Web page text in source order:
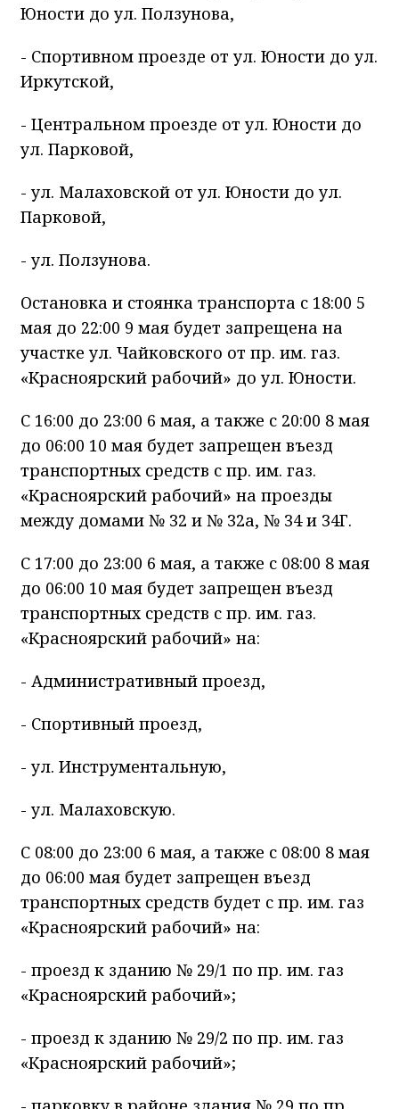
Юности до ул. Ползунова,
- Спортивном проезде от ул. Юности до ул.
Иркутской,
- Центральном проезде от ул. Юности до
ул. Парковой,
- ул. Малаховской от ул. Юности до ул.
Парковой,
- ул. Ползунова.
Остановка и стоянка транспорта с 18:00 5
мая до 22:00 9 мая будет запрещена на
участке ул. Чайковского от пр. им. газ.
«Красноярский рабочий» до ул. Юности.
С 16:00 до 23:00 6 мая, а также с 20:00 8 мая
до 06:00 10 мая будет запрещен въезд
транспортных средств с пр. им. газ.
«Красноярский рабочий» на проезды
между домами № 32 и № 32а, № 34 и 34Г.
С 17:00 до 23:00 6 мая, а также с 08:00 8 мая
до 06:00 10 мая будет запрещен въезд
транспортных средств с пр. им. газ.
«Красноярский рабочий» на:
- Административный проезд,
- Спортивный проезд,
- ул. Инструментальную,
- ул. Малаховскую.
​С 08:00 до 23:00 6 мая, а также с 08:00 8 мая
до 06:00 мая будет запрещен въезд
транспортных средств будет с пр. им. газ
«Красноярский рабочий» на:
- проезд к зданию № 29/1 по пр. им. газ
«Красноярский рабочий»;
- проезд к зданию № 29/2 по пр. им. газ
«Красноярский рабочий»;